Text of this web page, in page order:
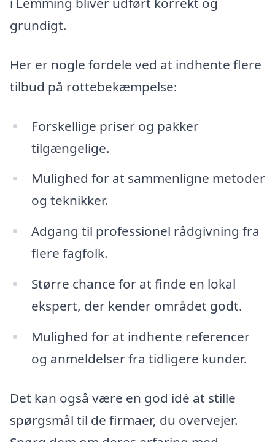
grundigt.
Her er nogle fordele ved at indhente flere
tilbud på rottebekæmpelse:
Forskellige priser og pakker
tilgængelige.
Mulighed for at sammenligne metoder
og teknikker.
Adgang til professionel rådgivning fra
flere fagfolk.
Større chance for at finde en lokal
ekspert, der kender området godt.
Mulighed for at indhente referencer
og anmeldelser fra tidligere kunder.
Det kan også være en god idé at stille
spørgsmål til de firmaer, du overvejer.